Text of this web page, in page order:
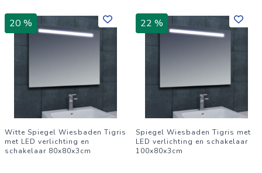
20 %
Witte Spiegel Wiesbaden Tigris
met LED verlichting en
schakelaar 80x80x3cm
22 %
Spiegel Wiesbaden Tigris met
LED verlichting en schakelaar
100x80x3cm